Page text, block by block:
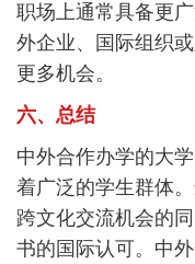
职场上通常具备更
外企业、国际组织
更多机会。
六、总结
中外合作办学的大
着广泛的学生群体
跨文化交流机会的
书的国际认可。中